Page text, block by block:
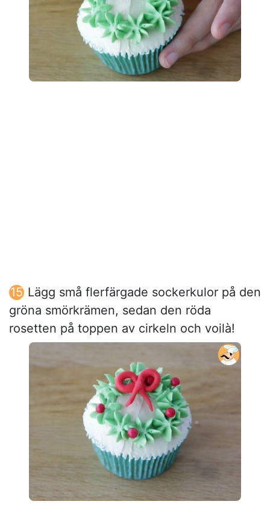
Lägg små flerfärgade sockerkulor på den
gröna smörkrämen, sedan den röda
rosetten på toppen av cirkeln och voilà!